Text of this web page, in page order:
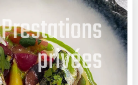
Prestations
privées